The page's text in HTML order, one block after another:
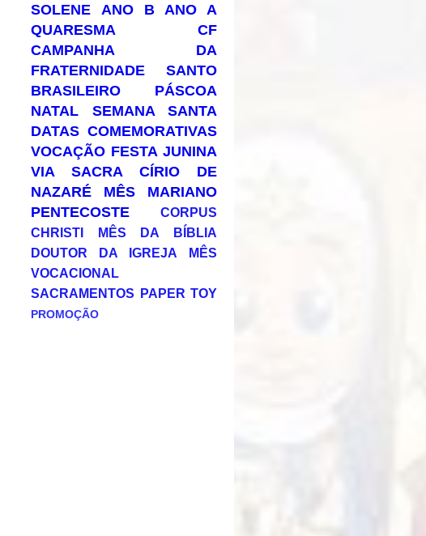
SOLENE
ANO B
ANO A
QUARESMA
CF
CAMPANHA DA
FRATERNIDADE
SANTO
BRASILEIRO
PÁSCOA
NATAL
SEMANA SANTA
DATAS COMEMORATIVAS
VOCAÇÃO FESTA JUNINA
VIA SACRA
CÍRIO DE
NAZARÉ
MÊS MARIANO
PENTECOSTE
CORPUS
CHRISTI
MÊS DA BÍBLIA
DOUTOR DA IGREJA
MÊS
VOCACIONAL
SACRAMENTOS PAPER TOY
PROMOÇÃO